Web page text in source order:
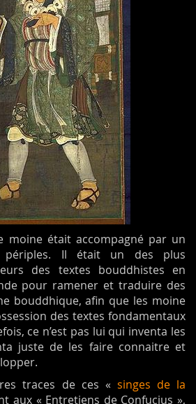
moine était accompagné par un
périples. Il était un des plus
des textes bouddhistes en
pour ramener et traduire des
bouddhique, afin que les moine
des textes fondamentaux
ce n’est pas lui qui inventa les
juste de les faire connaitre et
traces de ces « singes de la
aux « Entretiens de Confucius »,